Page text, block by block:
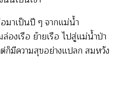
าเป็นปี ๆ จากแม่น้ำ
ล่องเรือ ย้ายเรือ ไปสู่แม่น้ำป่า
ก็มีความสุขอย่างแปลก สมหวัง